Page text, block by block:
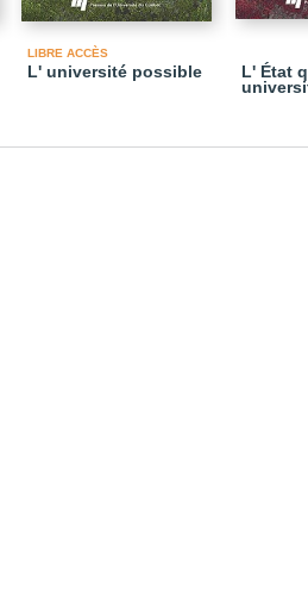
LIBRE ACCÈS
L' université possible
L' État